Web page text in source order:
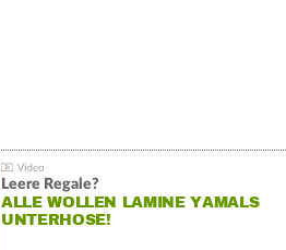
Leere Regale?
ALLE WOLLEN LAMINE YAMALS
UNTERHOSE!